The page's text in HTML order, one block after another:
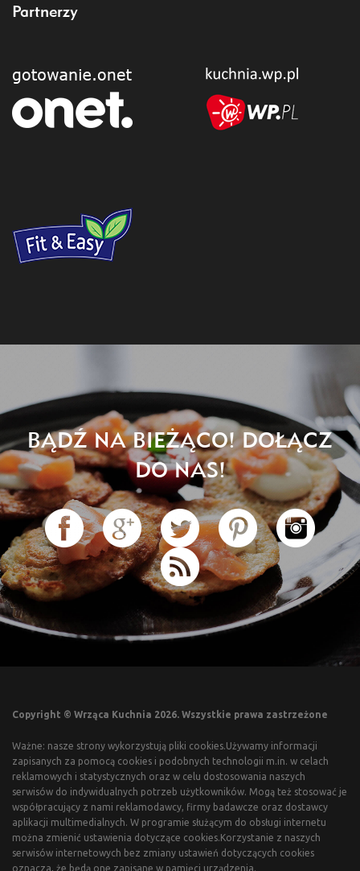
Partnerzy
BĄDŹ NA BIEŻĄCO! DOŁĄCZ
DO NAS!
Copyright © Wrząca Kuchnia 2026. Wszystkie prawa zastrzeżone
Ważne: nasze strony wykorzystują pliki cookies.Używamy informacji
zapisanych za pomocą cookies i podobnych technologii m.in. w celach
reklamowych i statystycznych oraz w celu dostosowania naszych
serwisów do indywidualnych potrzeb użytkowników. Mogą też stosować je
współpracujący z nami reklamodawcy, firmy badawcze oraz dostawcy
aplikacji multimedialnych. W programie służącym do obsługi internetu
można zmienić ustawienia dotyczące cookies.Korzystanie z naszych
serwisów internetowych bez zmiany ustawień dotyczących cookies
oznacza, że będą one zapisane w pamięci urządzenia.